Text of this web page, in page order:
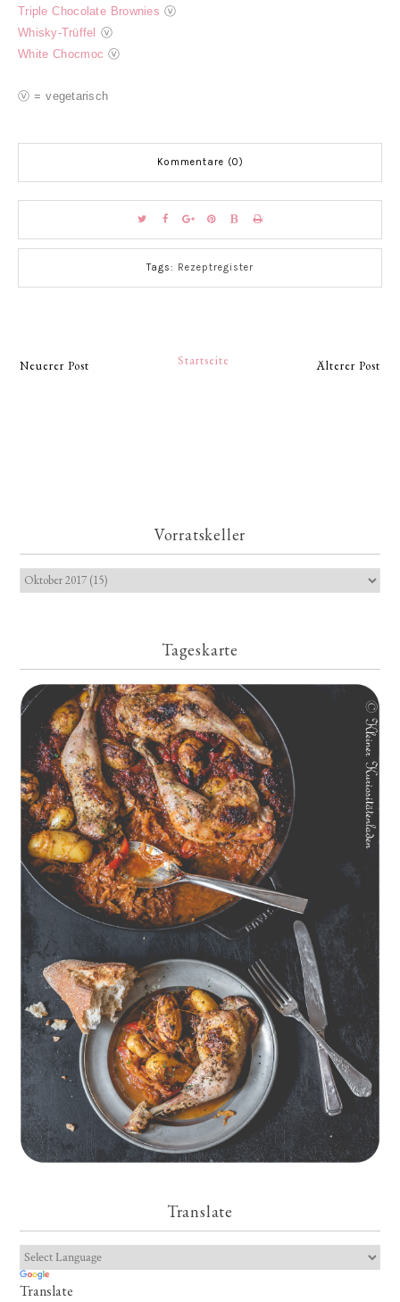
Triple Chocolate Brownies ⓥ
Whisky-Trüffel ⓥ
White Chocmoc ⓥ
ⓥ = vegetarisch
Kommentare (0)
Tags: Rezeptregister
Neuerer Post Älterer Post
Startseite
Vorratskeller
Tageskarte
Geschmorte Hähnchenschenkel auf Paprikakraut und kleinen
Kartoffeln
Translate
Translate